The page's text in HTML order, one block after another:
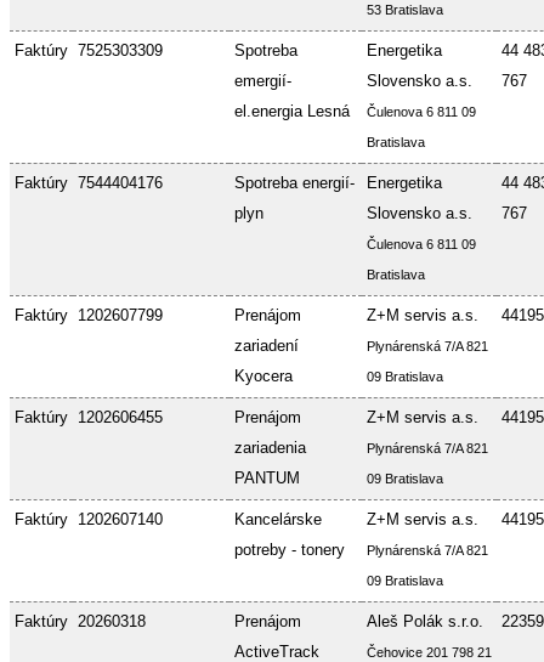
53 Bratislava
Faktúry 7525303309
Spotreba
emergií-
el.energia Lesná
Energetika
Slovensko a.s.
Čulenova 6 811 09
Bratislava
44
767
Faktúry 7544404176
Spotreba energií-
plyn
Energetika
Slovensko a.s.
Čulenova 6 811 09
Bratislava
44
767
Faktúry 1202607799
Prenájom
zariadení
Kyocera
Z+M servis a.s.
Plynárenská 7/A 821
09 Bratislava
Faktúry 1202606455
Prenájom
zariadenia
PANTUM
Z+M servis a.s.
Plynárenská 7/A 821
09 Bratislava
Faktúry 1202607140
Kancelárske
potreby - tonery
Z+M servis a.s.
Plynárenská 7/A 821
09 Bratislava
Faktúry 20260318
Prenájom
ActiveTrack
Aleš Polák s.r.o.
Čehovice 201 798 21